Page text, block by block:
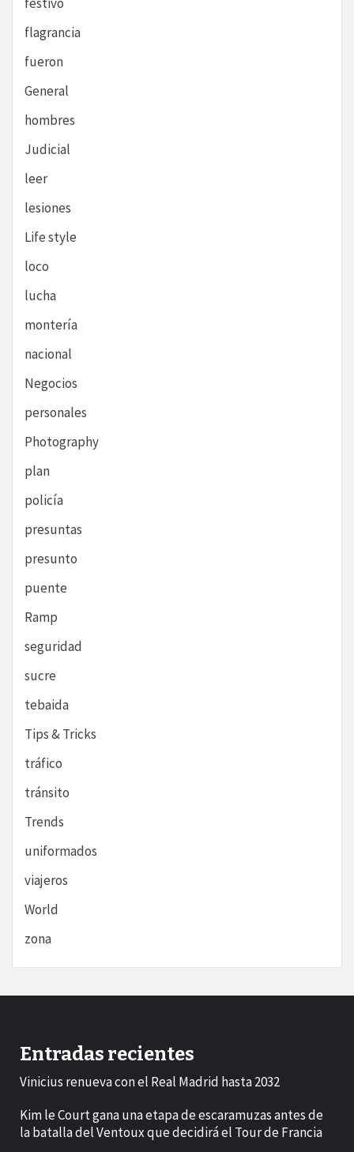
flagrancia
fueron
General
hombres
Judicial
leer
lesiones
Life style
loco
lucha
montería
nacional
Negocios
personales
Photography
plan
policía
presuntas
presunto
puente
Ramp
seguridad
sucre
tebaida
Tips & Tricks
tráfico
tránsito
Trends
uniformados
viajeros
World
zona
Entradas recientes
Vinicius renueva con el Real Madrid hasta 2032
Kim le Court gana una etapa de escaramuzas antes de
la batalla del Ventoux que decidirá el Tour de Francia